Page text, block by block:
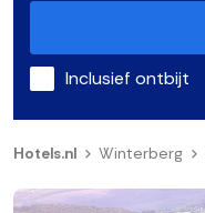
Inclusief ontbijt
Hotels.nl Winterberg